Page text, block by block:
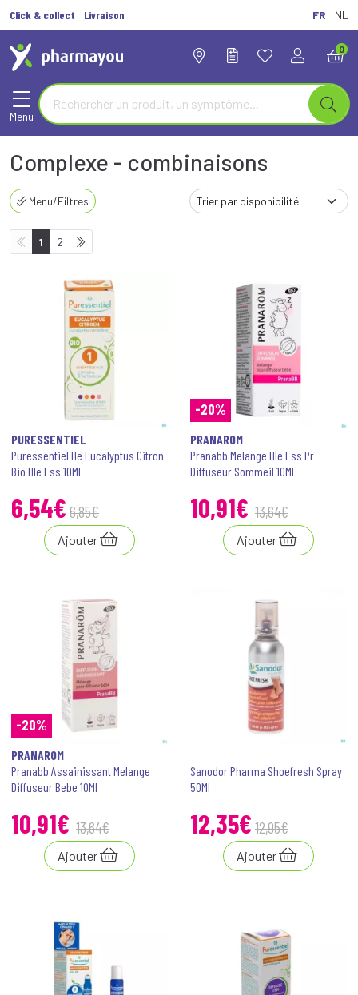
Click & collect Livraison FR NL
0
Menu
Complexe - combinaisons
Menu/Filtres
1 2
PURESSENTIEL
Puressentiel He Eucalyptus Citron
Bio Hle Ess 10Ml
6,54€ 6,85€
Ajouter
-20%
PRANAROM
Pranabb Melange Hle Ess Pr
Diffuseur Sommeil 10Ml
10,91€ 13,64€
Ajouter
-20%
PRANAROM
Pranabb Assainissant Melange
Diffuseur Bebe 10Ml
10,91€ 13,64€
Ajouter
Sanodor Pharma Shoefresh Spray
50Ml
12,35€ 12,95€
Ajouter